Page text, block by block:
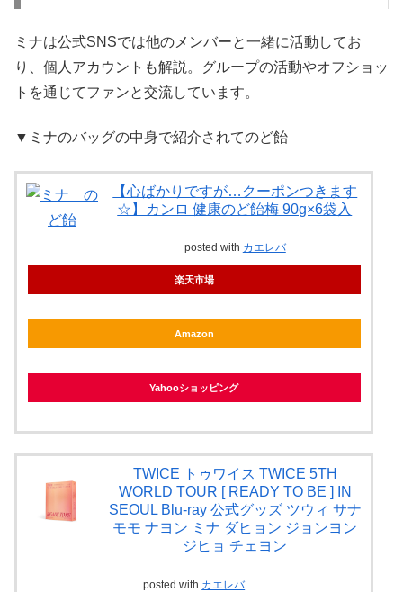
ミナは公式SNSでは他のメンバーと一緒に活動してお
り、個人アカウントも解説。グループの活動やオフショッ
トを通じてファンと交流しています。
▼ミナのバッグの中身で紹介されてのど飴
【心ばかりですが…クーポンつきます
☆】カンロ 健康のど飴梅 90g×6袋入
posted with カエレバ
楽天市場
Amazon
Yahooショッピング
TWICE トゥワイス TWICE 5TH
WORLD TOUR [ READY TO BE ] IN
SEOUL Blu-ray 公式グッズ ツウィ サナ
モモ ナヨン ミナ ダヒョン ジョンヨン
ジヒョ チェヨン
posted with カエレバ